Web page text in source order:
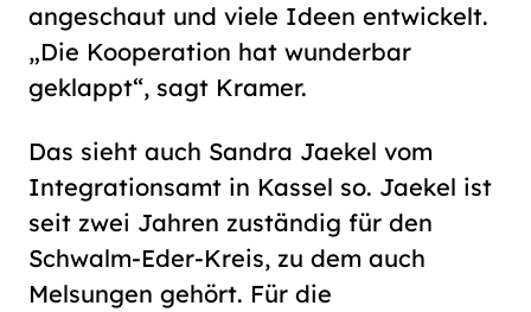
angeschaut und viele Ideen entwickelt.
„Die Kooperation hat wunderbar
geklappt“, sagt Kramer.
Das sieht auch Sandra Jaekel vom
Integrationsamt in Kassel so. Jaekel ist
seit zwei Jahren zuständig für den
Schwalm-Eder-Kreis, zu dem auch
Melsungen gehört. Für die